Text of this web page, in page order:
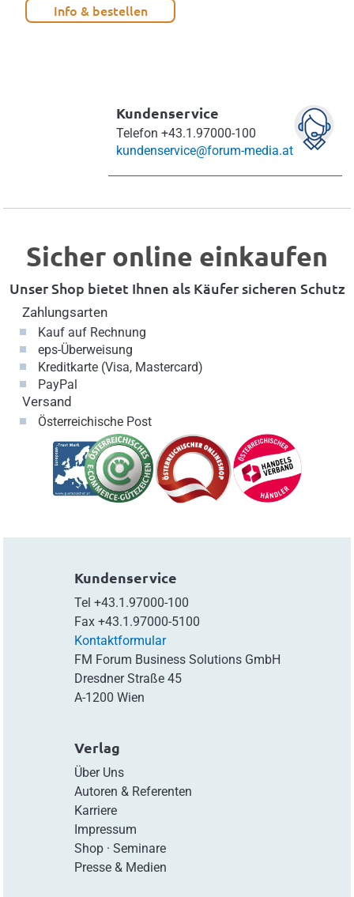
Info & bestellen
Kundenservice
Telefon +43.1.97000-100
kundenservice@forum-media.at
Sicher online einkaufen
Unser Shop bietet Ihnen als Käufer sicheren Schutz
Zahlungsarten
Kauf auf Rechnung
eps-Überweisung
Kreditkarte (Visa, Mastercard)
PayPal
Versand
Österreichische Post
Kundenservice
Tel +43.1.97000-100
Fax +43.1.97000-5100
Kontaktformular
FM Forum Business Solutions GmbH
Dresdner Straße 45
A-1200 Wien
Verlag
Über Uns
Autoren & Referenten
Karriere
Impressum
Shop· Seminare
Presse & Medien